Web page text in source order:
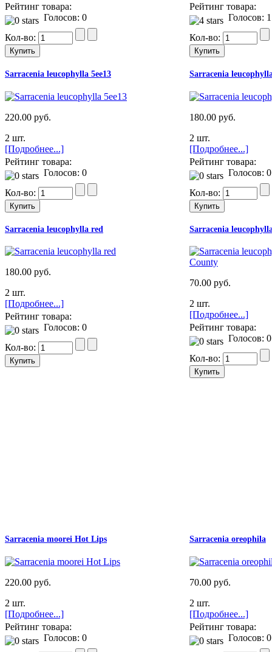
Рейтинг товара:
Голосов: 0
Кол-во:
Рейтинг товара:
Голосов: 1
Кол-во:
Sarracenia leucophylla 5ee13
220.00 руб.
2 шт.
[Подробнее...]
Рейтинг товара:
Голосов: 0
Кол-во:
Sarracenia
180.00 руб.
2 шт.
[Подробнее...]
Рейтинг товара:
Голосов: 0
Кол-во:
Sarracenia leucophylla red
180.00 руб.
2 шт.
[Подробнее...]
Рейтинг товара:
Голосов: 0
Кол-во:
Sarracenia
70.00 руб.
2 шт.
[Подробнее...]
Рейтинг товара:
Голосов: 0
Кол-во:
Sarracenia moorei Hot Lips
220.00 руб.
2 шт.
[Подробнее...]
Рейтинг товара:
Голосов: 0
Sarracenia oreophila
70.00 руб.
2 шт.
[Подробнее...]
Рейтинг товара:
Голосов: 0